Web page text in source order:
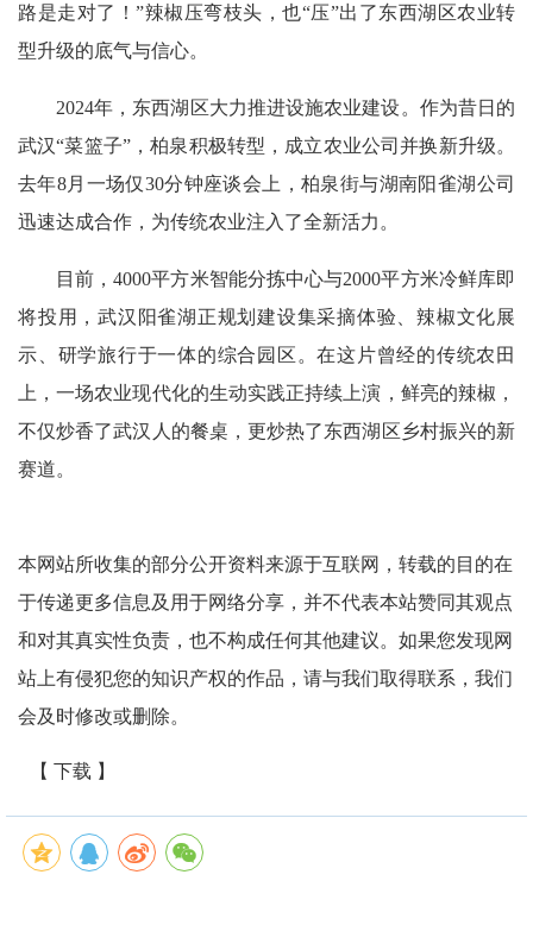
路是走对了！”辣椒压弯枝头，也“压”出了东西湖区农业转
型升级的底气与信心。
2024年，东西湖区大力推进设施农业建设。作为昔日的
武汉“菜篮子”，柏泉积极转型，成立农业公司并换新升级。
去年8月一场仅30分钟座谈会上，柏泉街与湖南阳雀湖公司
迅速达成合作，为传统农业注入了全新活力。
目前，4000平方米智能分拣中心与2000平方米冷鲜库即
将投用，武汉阳雀湖正规划建设集采摘体验、辣椒文化展
示、研学旅行于一体的综合园区。在这片曾经的传统农田
上，一场农业现代化的生动实践正持续上演，鲜亮的辣椒，
不仅炒香了武汉人的餐桌，更炒热了东西湖区乡村振兴的新
赛道。
本网站所收集的部分公开资料来源于互联网，转载的目的在
于传递更多信息及用于网络分享，并不代表本站赞同其观点
和对其真实性负责，也不构成任何其他建议。如果您发现网
站上有侵犯您的知识产权的作品，请与我们取得联系，我们
会及时修改或删除。
【 下载 】